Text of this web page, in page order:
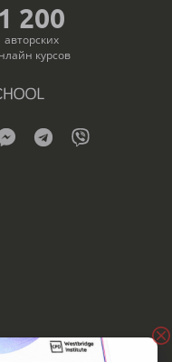
1 200
авторских
курсов